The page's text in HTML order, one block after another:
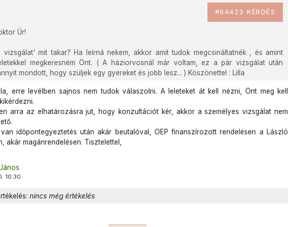
#64423 KÉRDÉS
Úr!
vizsgálat' mit takar? Ha leírná nekem, akkor amit tudok megcsináltatnék , és amint
megkeresném Önt. ( A háziorvosnál már voltam, ez a pár vizsgálat után
mondott, hogy szüljek egy gyereket és jobb lesz... ) Köszönettel : Lilla
erre levélben sajnos nem tudok válaszolni. A leleteket át kell nézni, Önt meg kell
arra az elhatározásra jut, hogy konzultációt kér, akkor a személyes vizsgálat nem
időpontegyeztetés után akár beutalóval, OEP finanszírozott rendelésen a László
akár magánrendelésen. Tisztelettel,
10:30
nincs még értékelés